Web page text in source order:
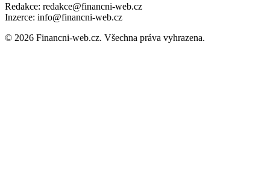
Redakce: redakce@financni-web.cz
Inzerce: info@financni-web.cz
© 2026 Financni-web.cz. Všechna práva vyhrazena.